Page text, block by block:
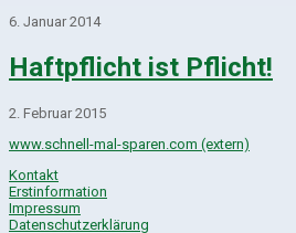
6. Januar 2014
Haftpflicht ist Pflicht!
2. Februar 2015
www.schnell-mal-sparen.com (extern)
Kontakt
Erstinformation
Impressum
Datenschutzerklärung